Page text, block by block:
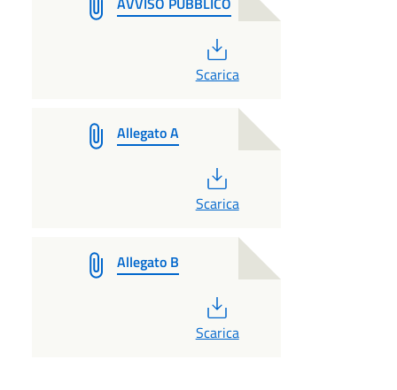
Scarica
Allegato A
Scarica
Allegato B
Scarica